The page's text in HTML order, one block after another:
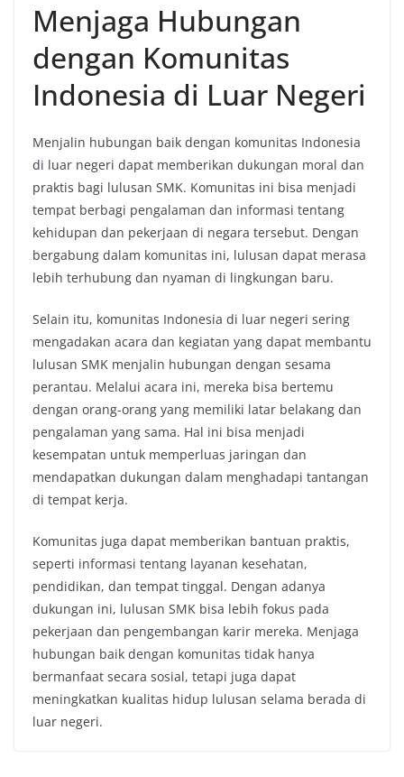
Menjaga Hubungan
dengan Komunitas
Indonesia di Luar Negeri
Menjalin hubungan baik dengan komunitas Indonesia
di luar negeri dapat memberikan dukungan moral dan
praktis bagi lulusan SMK. Komunitas ini bisa menjadi
tempat berbagi pengalaman dan informasi tentang
kehidupan dan pekerjaan di negara tersebut. Dengan
bergabung dalam komunitas ini, lulusan dapat merasa
lebih terhubung dan nyaman di lingkungan baru.
Selain itu, komunitas Indonesia di luar negeri sering
mengadakan acara dan kegiatan yang dapat membantu
lulusan SMK menjalin hubungan dengan sesama
perantau. Melalui acara ini, mereka bisa bertemu
dengan orang-orang yang memiliki latar belakang dan
pengalaman yang sama. Hal ini bisa menjadi
kesempatan untuk memperluas jaringan dan
mendapatkan dukungan dalam menghadapi tantangan
di tempat kerja.
Komunitas juga dapat memberikan bantuan praktis,
seperti informasi tentang layanan kesehatan,
pendidikan, dan tempat tinggal. Dengan adanya
dukungan ini, lulusan SMK bisa lebih fokus pada
pekerjaan dan pengembangan karir mereka. Menjaga
hubungan baik dengan komunitas tidak hanya
bermanfaat secara sosial, tetapi juga dapat
meningkatkan kualitas hidup lulusan selama berada di
luar negeri.